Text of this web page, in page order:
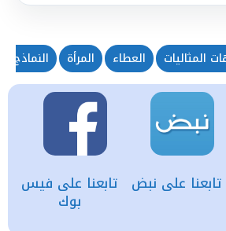
المثاليات العطاء المرأة النماذج
تابعنا على فيس
بوك
تابعنا على نبض